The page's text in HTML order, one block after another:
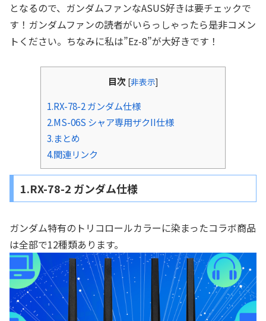
となるので、ガンダムファンなASUS好きは要チェックで
す！ガンダムファンの読者がいらっしゃったら是非コメン
トください。ちなみに私は”Ez-8”が大好きです！
目次 [非表示]
1.RX-78-2 ガンダム仕様
2.MS-06S シャア専用ザクII仕様
3.まとめ
4.関連リンク
1.RX-78-2 ガンダム仕様
ガンダム特有のトリコロールカラーに染まったコラボ商品
は全部で12種類あります。